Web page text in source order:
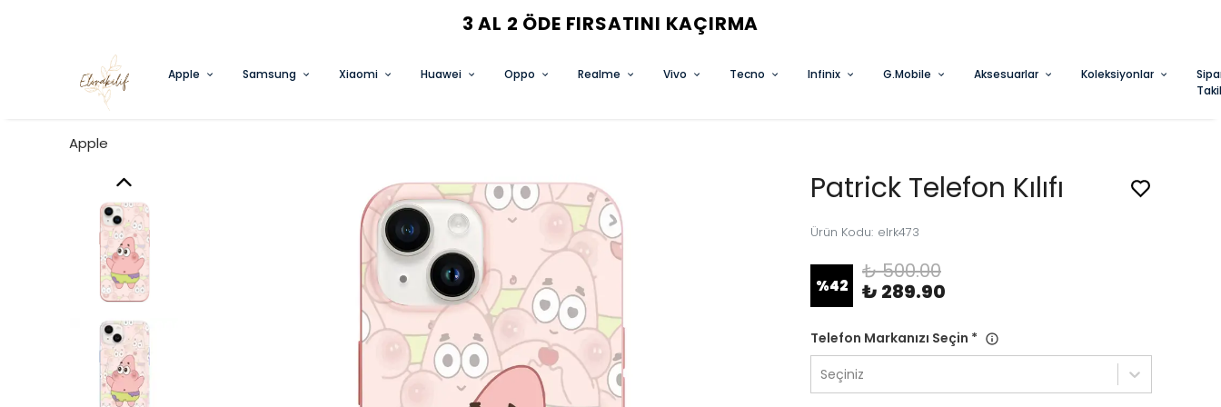
3 AL 2 ÖDE FIRSATINI KAÇIRMA
Apple Samsung Xiaomi Huawei Oppo Realme Vivo Tecno Infinix G.Mobile Aksesuarlar Koleksiyonlar
Apple
Patrick Telefon Kılıfı
Ürün Kodu: elrk473
%42
₺ 500.00
₺ 289.90
Telefon Markanızı Seçin *
Seçiniz